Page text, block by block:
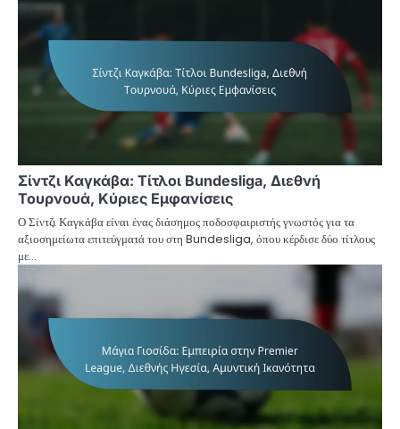
Σίντζι Καγκάβα: Τίτλοι Bundesliga, Διεθνή
Τουρνουά, Κύριες Εμφανίσεις
Ο Σίντζι Καγκάβα είναι ένας διάσημος ποδοσφαιριστής γνωστός για τα
αξιοσημείωτα επιτεύγματά του στη Bundesliga, όπου κέρδισε δύο τίτλους
με…